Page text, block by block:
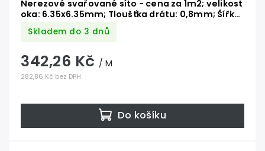
Nerezové svařované síto - cena za 1m2; velikost
oka: 6.35x6.35mm; Tloušťka drátu: 0,8mm; Šířka:
1000mm; Materiál: AISI304, max. délka 30 metrů
Skladem do 3 dnů
282,86 Kč bez DPH
342,26 Kč / M
Do košíku